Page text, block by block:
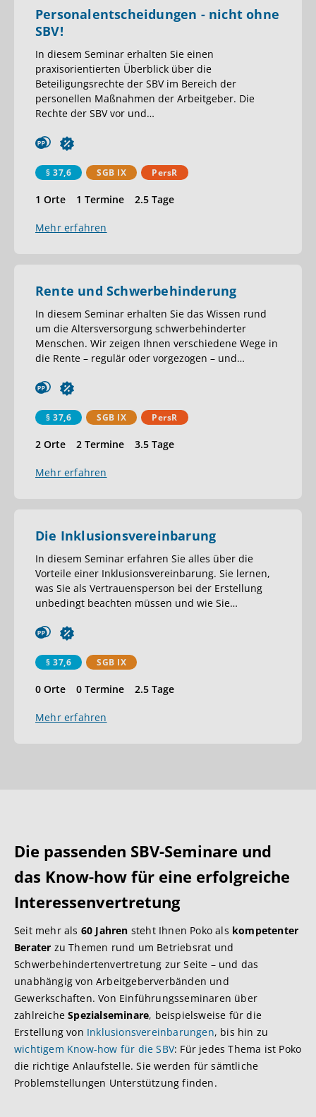
Personalentscheidungen - nicht ohne
SBV!
In diesem Seminar erhalten Sie einen
praxisorientierten Überblick über die
Beteiligungsrechte der SBV im Bereich der
personellen Maßnahmen der Arbeitgeber. Die
Rechte der SBV vor und…
§ 37,6 SGB IX PersR
1 Orte 1 Termine 2.5 Tage
Mehr erfahren
Rente und Schwerbehinderung
In diesem Seminar erhalten Sie das Wissen rund
um die Altersversorgung schwerbehinderter
Menschen. Wir zeigen Ihnen verschiedene Wege in
die Rente – regulär oder vorgezogen – und…
§ 37,6 SGB IX PersR
2 Orte 2 Termine 3.5 Tage
Mehr erfahren
Die Inklusionsvereinbarung
In diesem Seminar erfahren Sie alles über die
Vorteile einer Inklusionsvereinbarung. Sie lernen,
was Sie als Vertrauensperson bei der Erstellung
unbedingt beachten müssen und wie Sie…
§ 37,6 SGB IX
0 Orte 0 Termine 2.5 Tage
Mehr erfahren
Die passenden SBV-Seminare und
das Know-how für eine erfolgreiche
Interessenvertretung
Seit mehr als 60 Jahren steht Ihnen Poko als kompetenter
Berater zu Themen rund um Betriebsrat und
Schwerbehindertenvertretung zur Seite – und das
unabhängig von Arbeitgeberverbänden und
Gewerkschaften. Von Einführungsseminaren über
zahlreicheSpezialseminare, beispielsweise für die
Erstellung von Inklusionsvereinbarungen, bis hin zu
wichtigem Know-how für die SBV: Für jedes Thema ist Poko
die richtige Anlaufstelle. Sie werden für sämtliche
Problemstellungen Unterstützung finden.